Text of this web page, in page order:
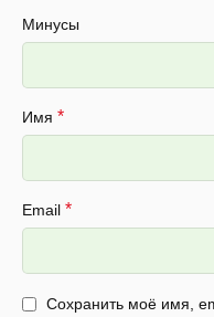
Минусы
Имя *
Email *
Сохранить моё имя,